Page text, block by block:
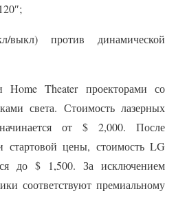
против динамической
Theater проекторами со
света. Стоимость лазерных
от $ 2,000. После
стартовой цены, стоимость LG
до $ 1,500. За исключением
соответствуют премиальному